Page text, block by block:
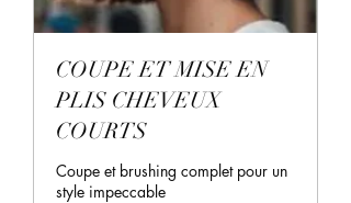
COUPE ET MISE EN
PLIS CHEVEUX
COURTS
Coupe et brushing complet pour un
style impeccable